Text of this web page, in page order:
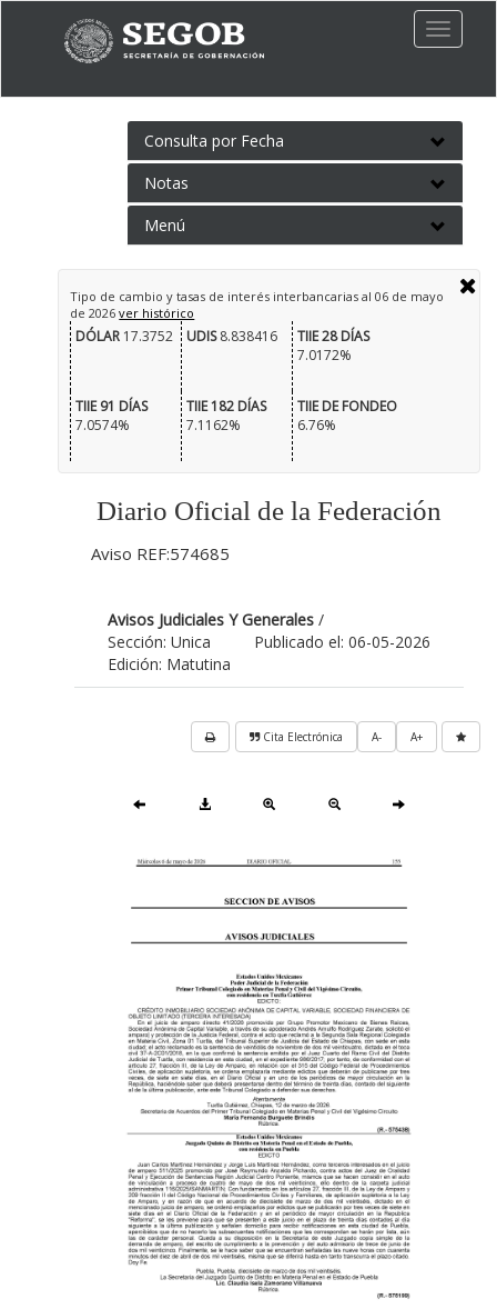
Toggle
Consulta por Fecha
Notas
Menú
Tipo de cambio y tasas de interés interbancarias al 06 de mayo
de 2026ver histórico
DÓLAR17.3752 UDIS8.838416
TIIE 28 DÍAS
7.0172%
TIIE 91 DÍAS
7.0574%
TIIE 182 DÍAS
7.1162%
TIIE DE FONDEO
6.76%
Diario Oficial de la Federación
Aviso REF:574685
Avisos Judiciales Y Generales /
Publicado el: 06-05-2026
Sección: Unica
Edición: Matutina
A+
A-
Cita Electrónica